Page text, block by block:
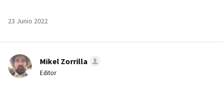
23 Junio 2022
Mikel Zorrilla
Editor